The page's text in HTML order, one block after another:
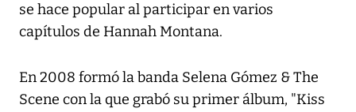
se hace popular al participar en varios
capítulos de Hannah Montana.
En 2008 formó la banda Selena Gómez & The
Scene con la que grabó su primer álbum, "Kiss